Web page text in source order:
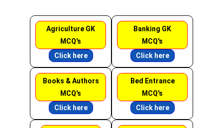
Agriculture GK
MCQ's
Click here
Banking GK
MCQ's
Click here
Books & Authors
MCQ's
Click here
Bed Entrance
MCQ's
Click here